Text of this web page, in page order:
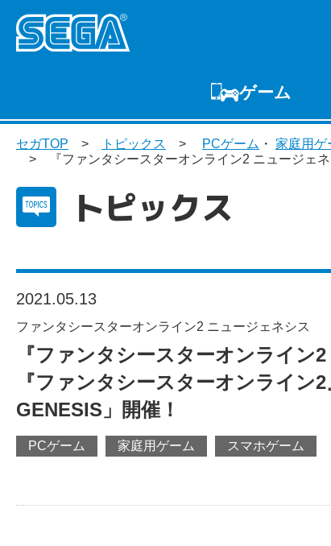
ゲーム
ゲームTOP 家
セガTOP トピックス PCゲーム ・ 家庭用ゲ
『ファンタシースターオンライン2 ニュージェ
トピックス
2021.05.13
ファンタシースターオンライン2 ニュージェネシス
『ファンタシースターオンライン
『ファンタシースターオンライン
GENESIS」開催！
PCゲーム 家庭用ゲーム スマホゲーム